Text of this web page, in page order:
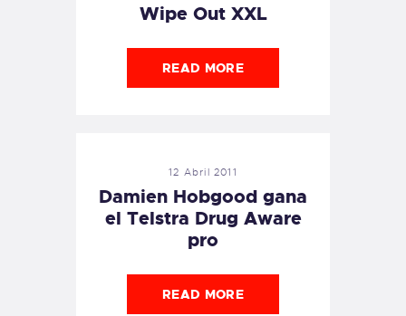
Wipe Out XXL
READ MORE
12 Abril 2011
Damien Hobgood gana
el Telstra Drug Aware
pro
READ MORE